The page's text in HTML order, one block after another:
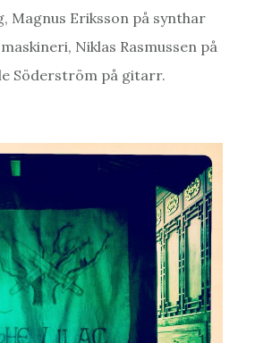
Magnus Eriksson på synthar
Niklas Rasmussen på
Söderström på gitarr.